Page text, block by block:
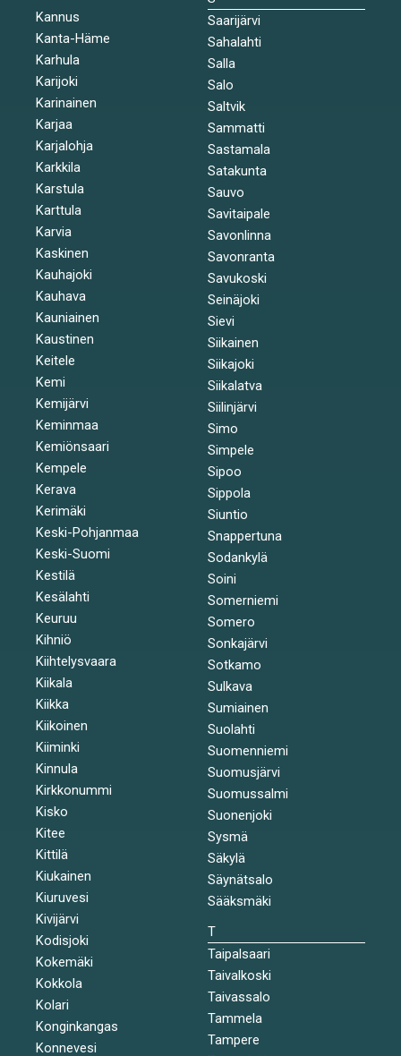
Kannus
Kanta-Häme
Karhula
Karijoki
Karinainen
Karjaa
Karjalohja
Karkkila
Karstula
Karttula
Karvia
Kaskinen
Kauhajoki
Kauhava
Kauniainen
Kaustinen
Keitele
Kemi
Kemijärvi
Keminmaa
Kemiönsaari
Kempele
Kerava
Kerimäki
Keski-Pohjanmaa
Keski-Suomi
Kestilä
Kesälahti
Keuruu
Kihniö
Kiihtelysvaara
Kiikala
Kiikka
Kiikoinen
Kiiminki
Kinnula
Kirkkonummi
Kisko
Kitee
Kittilä
Kiukainen
Kiuruvesi
Kivijärvi
Kodisjoki
Kokemäki
Kokkola
Kolari
Konginkangas
Konnevesi
Saarijärvi
Sahalahti
Salla
Salo
Saltvik
Sammatti
Sastamala
Satakunta
Sauvo
Savitaipale
Savonlinna
Savonranta
Savukoski
Seinäjoki
Sievi
Siikainen
Siikajoki
Siikalatva
Siilinjärvi
Simo
Simpele
Sipoo
Sippola
Siuntio
Snappertuna
Sodankylä
Soini
Somerniemi
Somero
Sonkajärvi
Sotkamo
Sulkava
Sumiainen
Suolahti
Suomenniemi
Suomusjärvi
Suomussalmi
Suonenjoki
Sysmä
Säkylä
Säynätsalo
Sääksmäki
T
Taipalsaari
Taivalkoski
Taivassalo
Tammela
Tampere